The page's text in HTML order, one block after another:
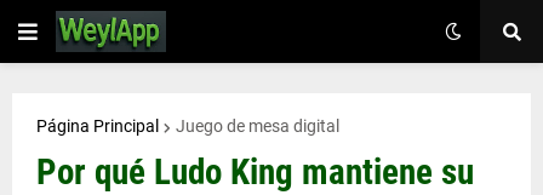
Página Principal Juego de mesa digital
Por qué Ludo King mantiene su